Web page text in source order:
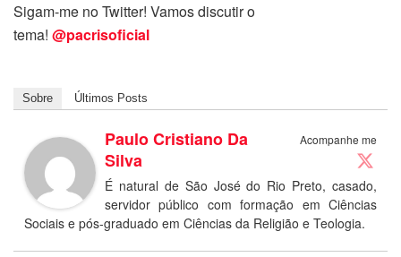
Sigam-me no Twitter! Vamos discutir o
tema! @pacrisoficial
Sobre Últimos Posts
Acompanhe me
Paulo Cristiano Da
Silva
É natural de São José do Rio Preto, casado,
servidor público com formação em Ciências
Sociais e pós-graduado em Ciências da Religião e Teologia.